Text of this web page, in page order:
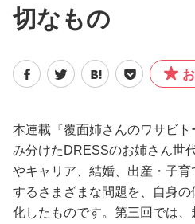
ファッション
恋愛/結婚/離婚
切なもの
本連載『覆面姉さんのワサビ
み分けたDRESSのお姉さん世
やキャリア、結婚、出産・子
するさまざまな問題を、自身
化したものです。第三回では